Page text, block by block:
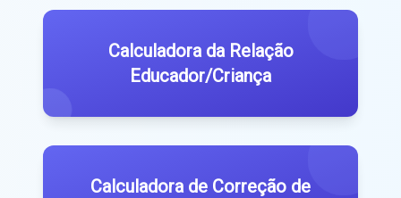
Calculadora da Relação
Educador/Criança
Calculadora de Correção de